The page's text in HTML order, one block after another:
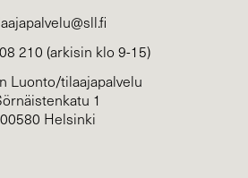
210 (arkisin klo 9-15)
Luonto/tilaajapalvelu
1
00580 Helsinki